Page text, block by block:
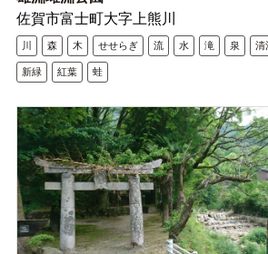
佐賀市富士町大字上熊川
川 森 木 せせらぎ 流 水 滝 泉 清
新緑 紅葉 蛙